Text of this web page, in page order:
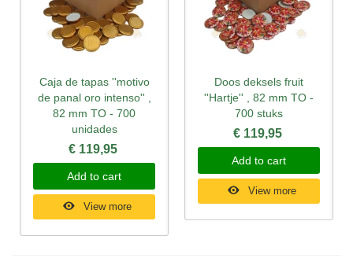
Caja de tapas ''motivo
de panal oro intenso'' ,
82 mm TO - 700
unidades
€ 119,95
Add to cart
View more
Doos deksels fruit
''Hartje'' , 82 mm TO -
700 stuks
€ 119,95
Add to cart
View more